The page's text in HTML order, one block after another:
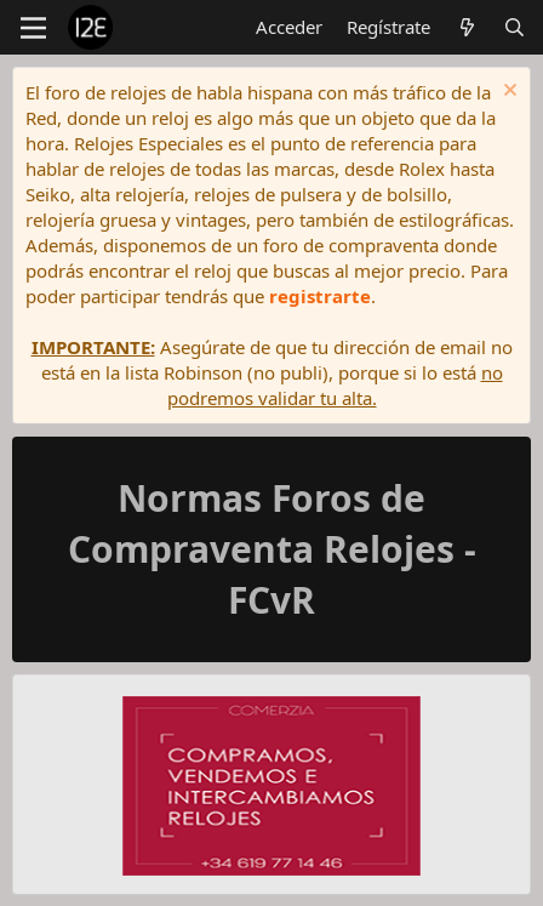
Acceder Regístrate
El foro de relojes de habla hispana con más tráfico de la
Red, donde un reloj es algo más que un objeto que da la
hora. Relojes Especiales es el punto de referencia para
hablar de relojes de todas las marcas, desde Rolex hasta
Seiko, alta relojería, relojes de pulsera y de bolsillo,
relojería gruesa y vintages, pero también de estilográficas.
Además, disponemos de un foro de compraventa donde
podrás encontrar el reloj que buscas al mejor precio. Para
poder participar tendrás que registrarte.
IMPORTANTE:Asegúrate de que tu dirección de email no
está en la lista Robinson (no publi), porque si lo está no
podremos validar tu alta.
Normas Foros de
Compraventa Relojes -
FCvR